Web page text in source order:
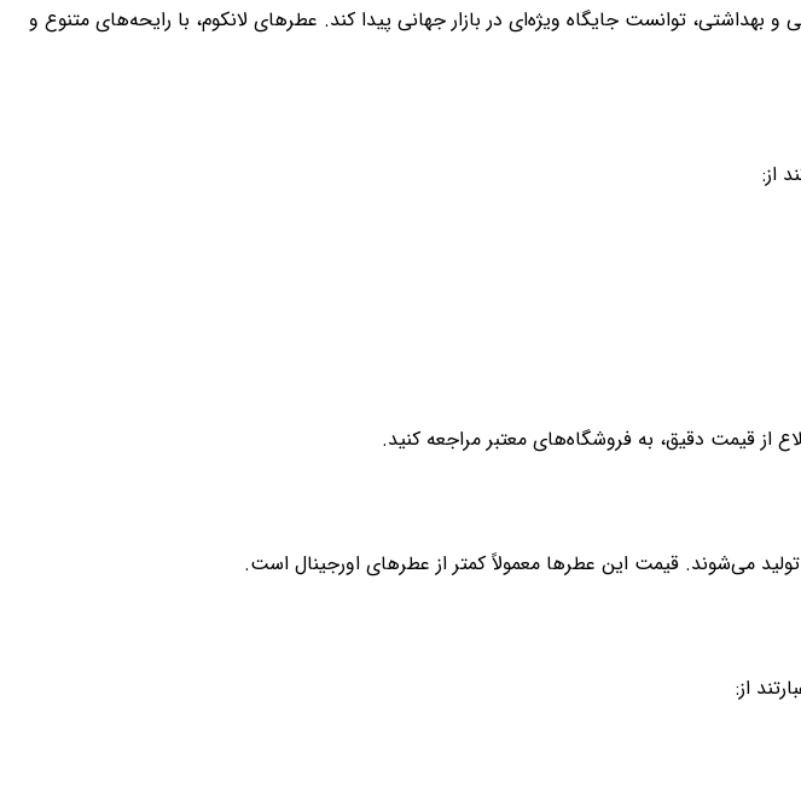
آرایشی و بهداشتی، توانست جایگاه ویژه‌ای در بازار جهانی پیدا کند. عطرهای لانکوم، با رایحه‌های متنوع و
از:
از قیمت دقیق، به فروشگاه‌های معتبر مراجعه کنید.
می‌شوند. قیمت این عطرها معمولاً کمتر از عطرهای اورجینال است.
از: